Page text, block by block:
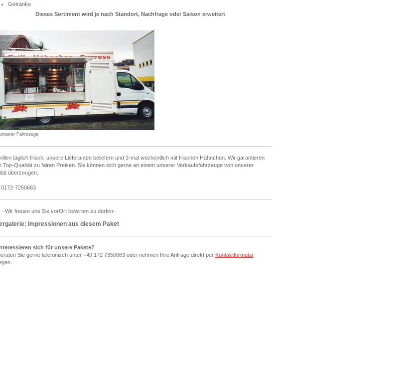
Getränke
Dieses Sortiment wird je nach Standort, Nachfrage oder Saison erweitert
Fahrzeuge
täglich frisch, unsere Lieferanten beliefern und 3-mal wöchentlich mit frischen Hähnchen. Wir garantieren
Top-Qualität zu fairen Preisen. Sie können sich gerne an einem unserer Verkaufsfahrzeuge von unserer
überzeugen.
7250663
freuen uns Sie vorOrt bewirten zu dürfen-
Impressionen aus diesem Paket
sich für unsere Pakete?
Sie gerne telefonisch unter +49 172 7350663 oder nehmen Ihre Anfrage direkt per Kontaktformular